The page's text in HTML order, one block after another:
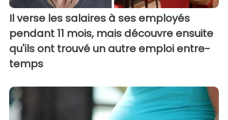
Il verse les salaires à ses employés
pendant 11 mois, mais découvre ensuite
qu'ils ont trouvé un autre emploi entre-
temps